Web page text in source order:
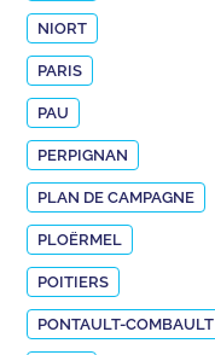
NIORT
PARIS
PAU
PERPIGNAN
PLAN DE CAMPAGNE
PLOËRMEL
POITIERS
PONTAULT-COMBAULT